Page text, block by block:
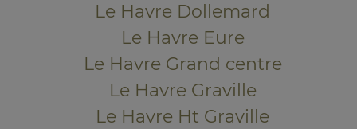
Le Havre Dollemard
Le Havre Eure
Le Havre Grand centre
Le Havre Graville
Le Havre Ht Graville